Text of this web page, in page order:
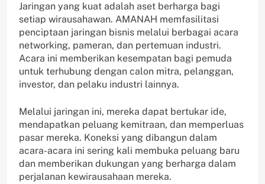
Jaringan yang kuat adalah aset berharga bagi
setiap wirausahawan. AMANAH memfasilitasi
penciptaan jaringan bisnis melalui berbagai acara
networking, pameran, dan pertemuan industri.
Acara ini memberikan kesempatan bagi pemuda
untuk terhubung dengan calon mitra, pelanggan,
investor, dan pelaku industri lainnya.
Melalui jaringan ini, mereka dapat bertukar ide,
mendapatkan peluang kemitraan, dan memperluas
pasar mereka. Koneksi yang dibangun dalam
acara-acara ini sering kali membuka peluang baru
dan memberikan dukungan yang berharga dalam
perjalanan kewirausahaan mereka.